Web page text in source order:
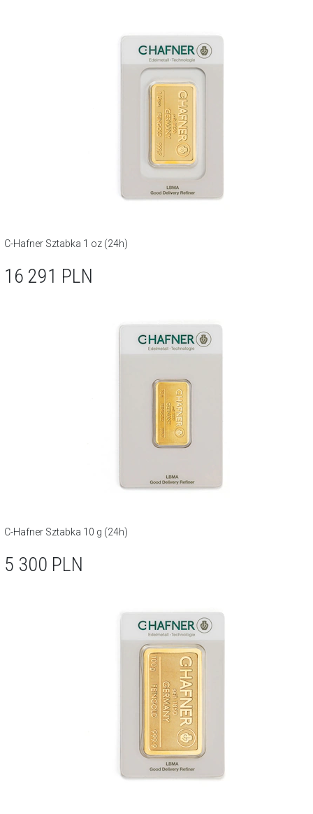
C-Hafner Sztabka 1 oz (24h)
16 291 PLN
C-Hafner Sztabka 10 g (24h)
5 300 PLN